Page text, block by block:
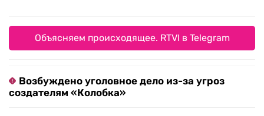
Объясняем происходящее. RTVI в Telegram
Возбуждено уголовное дело из-за угроз
создателям «Колобка»